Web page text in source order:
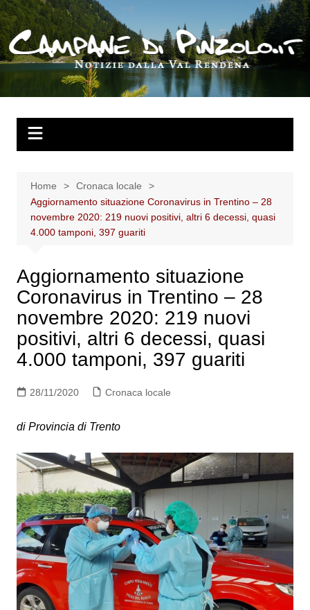
Salta
al
contenuto
Home
Cronaca locale
Aggiornamento situazione Coronavirus in Trentino – 28
novembre 2020: 219 nuovi positivi, altri 6 decessi, quasi
4.000 tamponi, 397 guariti
Aggiornamento situazione
Coronavirus in Trentino – 28
novembre 2020: 219 nuovi
positivi, altri 6 decessi, quasi
4.000 tamponi, 397 guariti
28/11/2020 Cronaca locale
di Provincia di Trento